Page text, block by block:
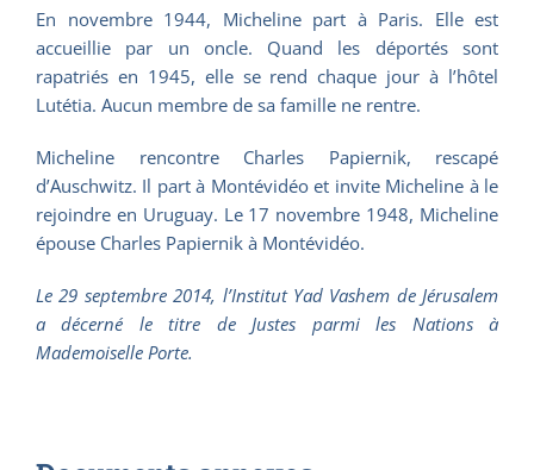
En novembre 1944, Micheline part à Paris. Elle est
accueillie par un oncle. Quand les déportés sont
rapatriés en 1945, elle se rend chaque jour à l’hôtel
Lutétia. Aucun membre de sa famille ne rentre.
Micheline rencontre Charles Papiernik, rescapé
d’Auschwitz. Il part à Montévidéo et invite Micheline à le
rejoindre en Uruguay. Le 17 novembre 1948, Micheline
épouse Charles Papiernik à Montévidéo.
Le 29 septembre 2014, l’Institut Yad Vashem de Jérusalem
a décerné le titre de Justes parmi les Nations à
Mademoiselle Porte.